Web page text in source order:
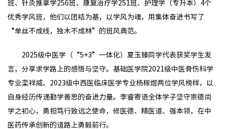
班、针灸推拿学256班、康复治疗学251班、护理学（专升本）4个
优秀学风班，他们以团结为基，以学风为魂，用集体奋进书写了
“单丝不成线，独木不成林”的班风典范。
2025级中医学（“5+3”一体化）夏玉臻同学代表获奖学生发
言，分享求学路上的感悟与坚守。基础医学院2021级中医骨伤科学
专业栾祥威、2023级中西医临床医学专业杨稼煜两位学风榜样，以
自身经历传递勤学善思的奋进力量。李睿寄语全体学子坚守崇德尚
学之初心，勇担笃行致远之使命，修医德、精医道、强本领，在中
医药传承创新的道路上勇毅前行。